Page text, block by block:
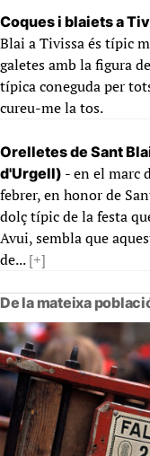
Coques i blaiets a
Blai a Tivissa és típic
galetes amb la figura
típica coneguda per
cureu-me la tos.
Orelletes de Sant
d'Urgell) - en el marc
febrer, en honor de
dolç típic de la festa
Avui, sembla que
de...[+]
De la mateixa